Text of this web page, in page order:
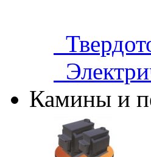
Камины и